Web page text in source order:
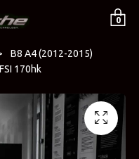
0
B8 A4 (2012-2015)
170hk